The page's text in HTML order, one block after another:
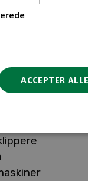
ACCEPTER